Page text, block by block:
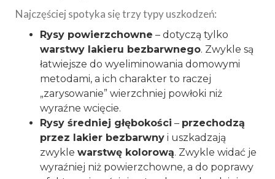
Najczęściej spotyka się trzy typy uszkodzeń:
Rysy powierzchowne – dotyczą tylko
warstwy lakieru bezbarwnego. Zwykle są
łatwiejsze do wyeliminowania domowymi
metodami, a ich charakter to raczej
„zarysowanie” wierzchniej powłoki niż
wyraźne wcięcie.
Rysy średniej głębokości – przechodzą
przez lakier bezbarwny i uszkadzają
zwykle warstwę kolorową. Zwykle widać je
wyraźniej niż powierzchowne, a do poprawy